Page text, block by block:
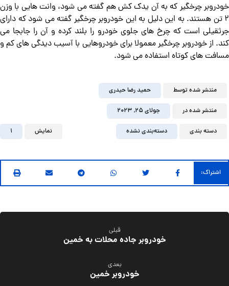
خودروبر چرخگیر که به آن یدک کش هم گفته می شود، وانت هایی با وزن
2 تن هستند. به این دلیل به این خودروبر چرخگیر گفته می شود که دارای
جرثقیلی است که چرخ های جلوی خودرو را بلند کرده و آن را جابجا می
کند. از خودروبر چرخگیر معمولا برای خودروهایی با آسیب دیدگی های کم و
مسافت های کوتاه استفاده می شود.
منتشر شده توسط حمید رضا حیدری
منتشر شده در جولای ۲۵, ۲۰۲۳
دسته بندی دسته‌بندی نشده نمایش 1
قبلی
خودروبر جاده محلات به خمین
بعدی
خودروبر خمین